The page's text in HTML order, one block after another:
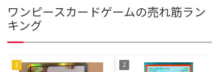
ワンピースカードゲームの売れ筋ラン
キング